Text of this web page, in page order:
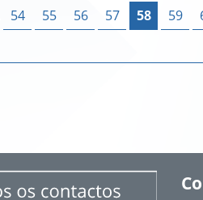
54 55 56 57 58 59